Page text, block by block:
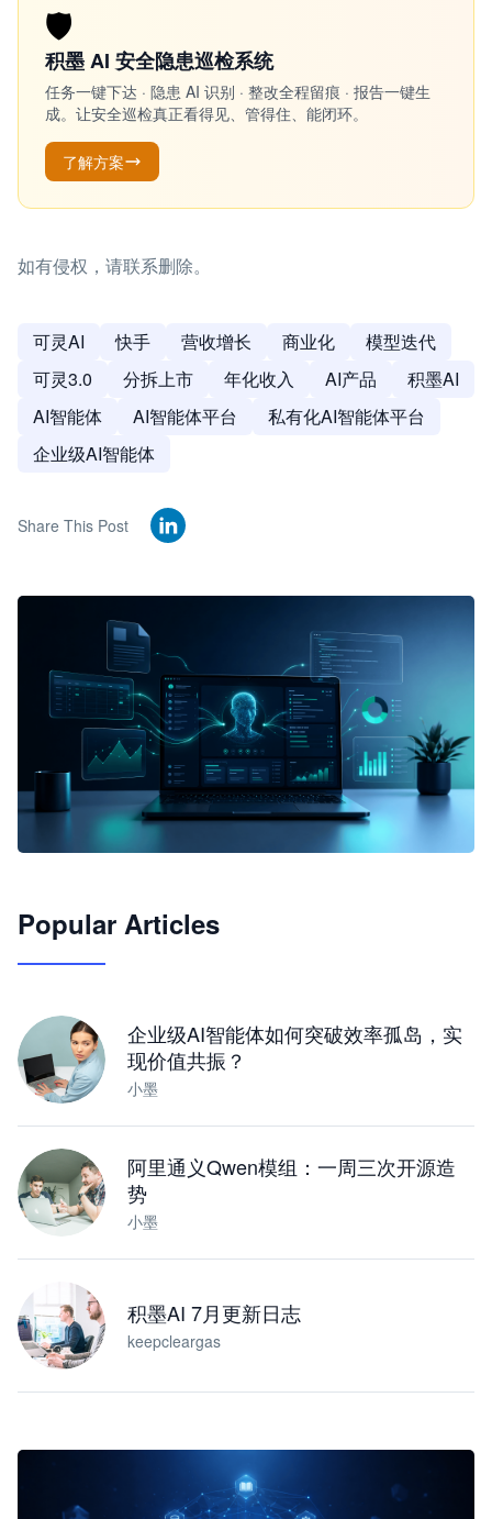
🛡️
积墨 AI 安全隐患巡检系统
任务一键下达 · 隐患 AI 识别 · 整改全程留痕 · 报告一键生
成。让安全巡检真正看得见、管得住、能闭环。
了解方案
如有侵权，请联系删除。
可灵AI 快手 营收增长 商业化
模型迭代
可灵3.0
分拆上市 年化收入 AI产品
积墨AI
AI智能体
AI智能体平台
私有化AI智能体平台
企业级AI智能体
Share This Post
JimoClaw 桌面 AI Agent 工作台
Popular Articles
企业级AI智能体如何突破效率孤岛，实
现价值共振？
小墨
阿里通义Qwen模组：一周三次开源造
势
小墨
积墨AI 7月更新日志
keepcleargas